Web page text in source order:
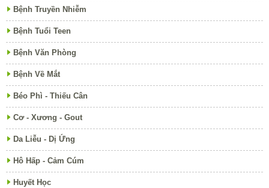
Bệnh Truyền Nhiễm
Bệnh Tuổi Teen
Bệnh Văn Phòng
Bệnh Về Mắt
Béo Phì - Thiếu Cân
Cơ - Xương - Gout
Da Liễu - Dị Ứng
Hô Hấp - Cảm Cúm
Huyết Học